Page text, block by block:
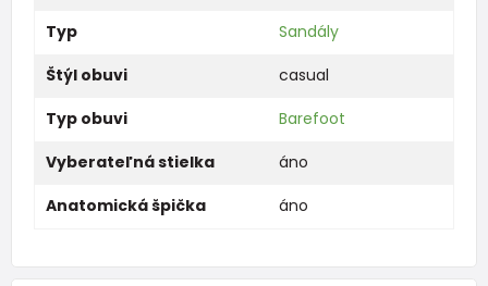
Typ
Sandály
Štýl obuvi
casual
Typ obuvi
Barefoot
Vyberateľná stielka
áno
Anatomická špička
áno